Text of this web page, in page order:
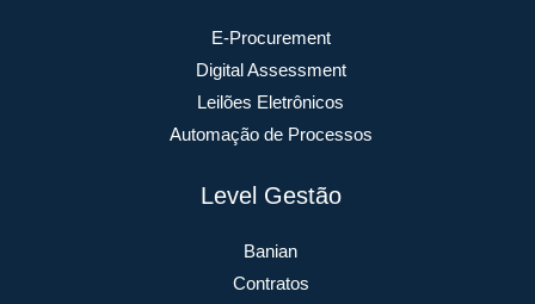
E-Procurement
Digital Assessment
Leilões Eletrônicos
Automação de Processos
Level Gestão
Banian
Contratos